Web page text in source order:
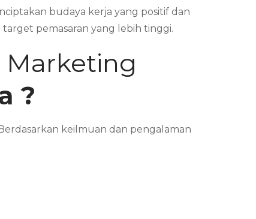
budaya kerja yang positif dan
pemasaran yang lebih tinggi.
Marketing
?
keilmuan dan pengalaman